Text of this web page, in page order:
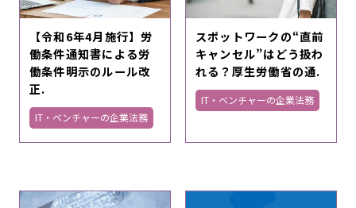
【令和6年4月施行】労
働条件通知書による労
働条件明示のルール改
正.
IT・ベンチャーの企業法務
スポットワークの“直前
キャンセル”はどう扱わ
れる？厚生労働省の通.
IT・ベンチャーの企業法務